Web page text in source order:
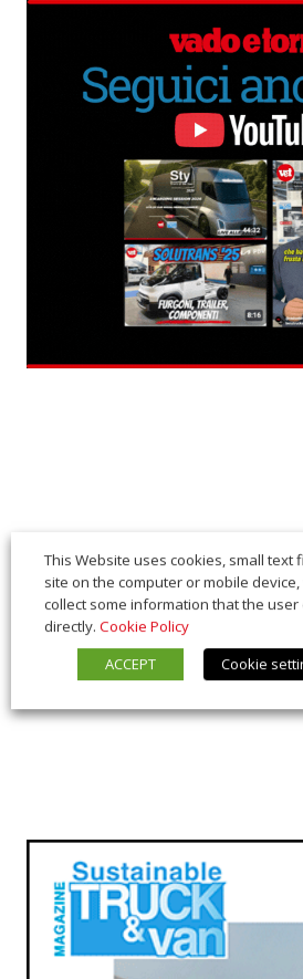
This Website uses cookies, small text
site on the computer or mobile
collect some information that the
directly. Cookie Policy
ACCEPT
Cookie